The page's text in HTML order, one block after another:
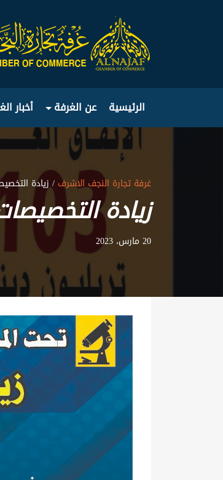
الرئيسية عن الغرفة أخبار
غرفة تجارة النجف الاشرف / زيادة
زيادة
20 مارس، 2023